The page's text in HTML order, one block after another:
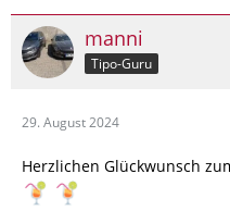
manni
Tipo-Guru
29. August 2024
Herzlichen Glückwunsch